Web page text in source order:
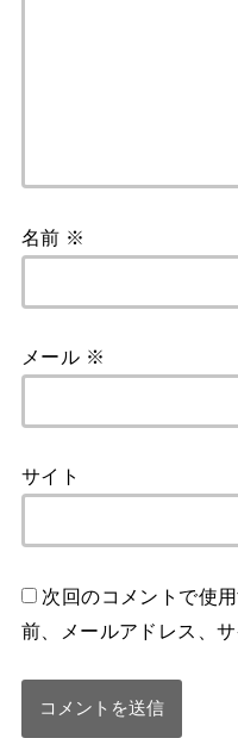
名前 ※
メール ※
サイト
次回のコメントで使
前、メールアドレス、サ